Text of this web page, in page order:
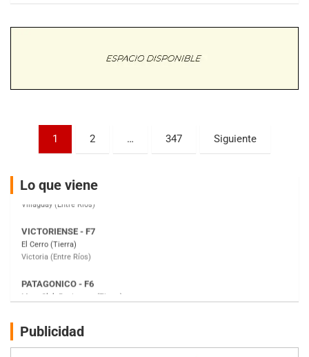
Paginación
entradas
1 2 … 347 Siguiente
Lo que viene
Trenque Lauquen (Buenos Aires)
Villaguay (Entre Ríos)
El Cerro (Tierra)
Victoria (Entre Ríos)
Moto Club Reginense (Tierra)
Gral. E. Godoy (Río Negro)
Juventud Unida (Tierra)
NORESTE SANTAFESINO - F6
Ciudad de Avellaneda (Asfalto)
Avellaneda (Santa Fe)
Publicidad